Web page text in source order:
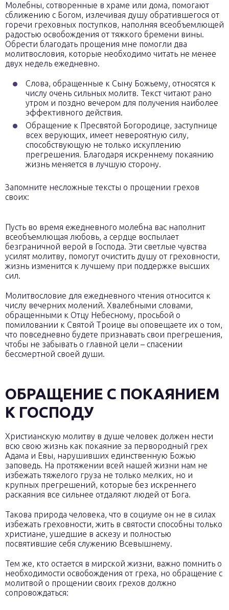
Молебны, сотворенные в храме или дома, помогают
сближению с Богом, излечивая душу обратившегося от
горечи греховных поступков, наполняя всеобъемлющей
радостью освобождения от тяжкого бремени вины.
Обрести благодать прощения мне помогли два
молитвословия, которые необходимо читать не менее
двух недель ежедневно.
Слова, обращенные к Сыну Божьему, относятся к
числу очень сильных молитв. Текст читают рано
утром и поздно вечером для получения наиболее
эффективного действия.
Обращение к Пресвятой Богородице, заступнице
всех верующих, имеет невероятную силу,
способствующую не только искуплению
прегрешения. Благодаря искреннему покаянию
жизнь меняется в лучшую сторону.
Запомните несложные тексты о прощении грехов
своих:
Пусть во время ежедневного молебна вас наполнит
всеобъемлющая любовь, а сердце воспылает
безграничной верой в Господа. Эти светлые чувства
усилят молитву, помогут очистить душу от греховности,
жизнь изменится к лучшему при поддержке высших
сил.
Молитвословие для ежедневного чтения относится к
числу вечерних молений. Хвалебными словами,
обращенными к Отцу Небесному, просьбой о
помиловании к Святой Троице вы оповещаете их о том,
что повседневно будете признавать свои прегрешения,
чтобы не забывать о главной цели – спасении
бессмертной своей души.
ОБРАЩЕНИЕ С ПОКАЯНИЕМ
К ГОСПОДУ
Христианскую молитву в душе человек должен нести
всю свою жизнь как покаяние за первородный грех
Адама и Евы, нарушивших единственную Божью
заповедь. На протяжении всей нашей жизни нам не
избежать тяжелого груза не только мелких, но и
крупных прегрешений, которые без искреннего
раскаяния все сильнее отдаляют людей от Бога.
Такова природа человека, что в социуме он не в силах
избежать греховности, жить в святости способны только
христиане, ушедшие в аскезу и полностью
посвятившие себя служению Всевышнему.
Тем же, кто остается в мирской жизни, важно помнить о
необходимости освобождения от греха, но обращение с
молитвой о прощении своих грехов должно
сопровождаться: